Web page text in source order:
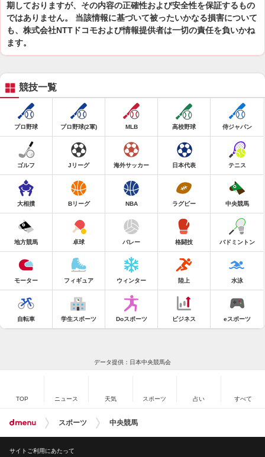
期しておりますが、その内容の正確性および安全性を保証するもの
ではありません。 当該情報に基づいて被ったいかなる損害について
も、株式会社NTTドコモおよび情報提供者は一切の責任を負いかね
ます。
競技一覧
プロ野球 プロ野球(2軍) MLB 高校野球 侍ジャパン
ゴルフ Jリーグ 海外サッカー 日本代表 テニス
大相撲 Bリーグ NBA ラグビー 中央競馬
地方競馬 卓球 バレー 格闘技 バドミントン
モーター フィギュア ウィンター 陸上 水泳
自転車 学生スポーツ Doスポーツ ビジネス eスポーツ
データ提供：日本中央競馬会
TOP ニュース 天気 スポーツ 占い すべて
スポーツ 中央競馬
サイトご利用にあたって